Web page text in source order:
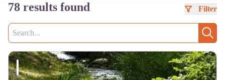
78 results found Filter
Search